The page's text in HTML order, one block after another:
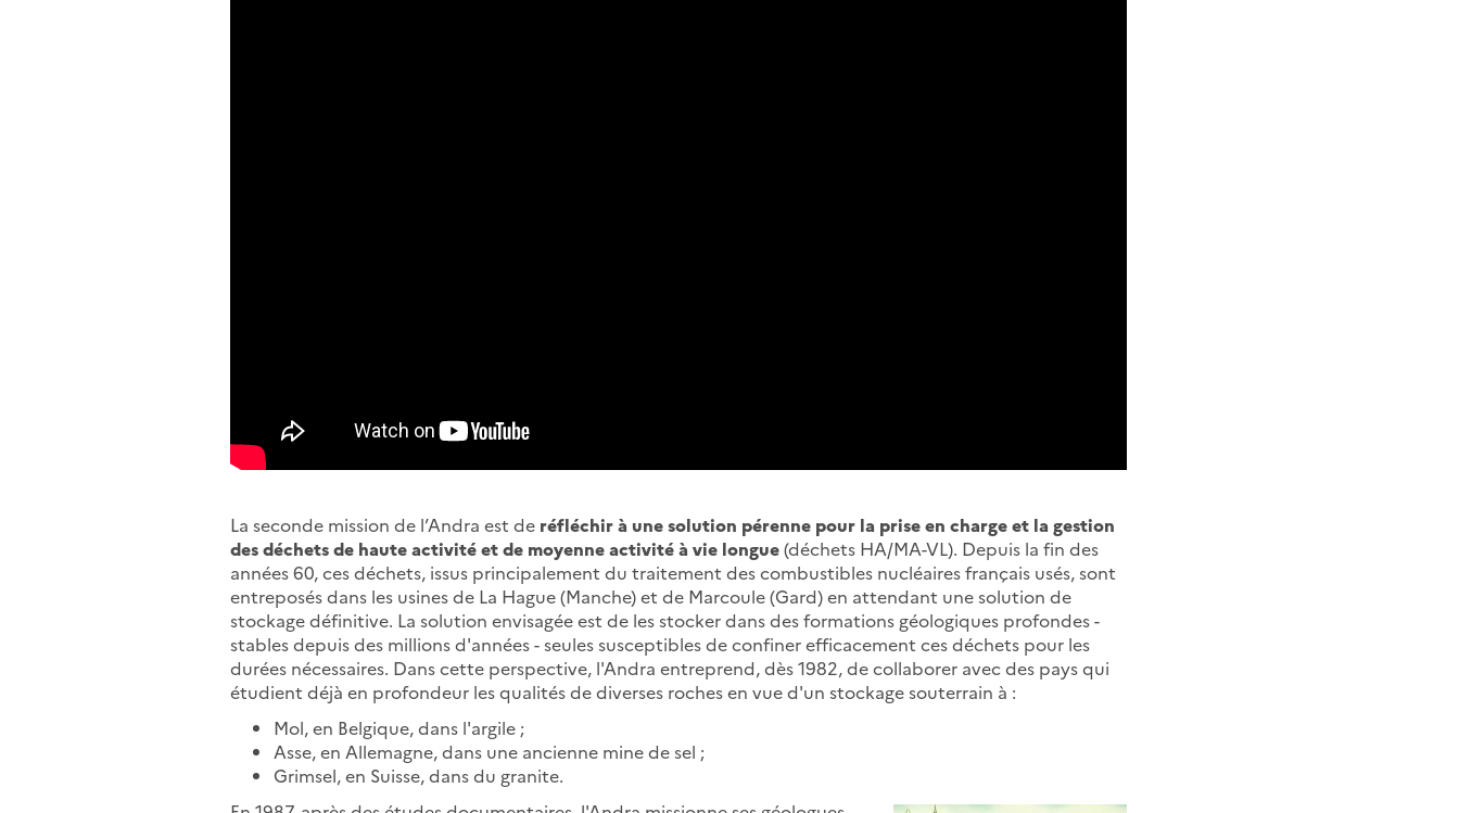
La seconde mission de l’Andra est de réfléchir à une solution pérenne pour la prise en charge et la gestion
des déchets de haute activité et de moyenne activité à vie longue(déchets HA/MA-VL). Depuis la fin des
années 60, ces déchets, issus principalement du traitement des combustibles nucléaires français usés, sont
entreposés dans les usines de La Hague (Manche) et de Marcoule (Gard) en attendant une solution de
stockage définitive. La solution envisagée est de les stocker dans des formations géologiques profondes -
stables depuis des millions d'années - seules susceptibles de confiner efficacement ces déchets pour les
durées nécessaires. Dans cette perspective, l'Andra entreprend, dès 1982, de collaborer avec des pays qui
étudient déjà en profondeur les qualités de diverses roches en vue d'un stockage souterrain à :
Mol, en Belgique, dans l'argile ;
Asse, en Allemagne, dans une ancienne mine de sel ;
Grimsel, en Suisse, dans du granite.